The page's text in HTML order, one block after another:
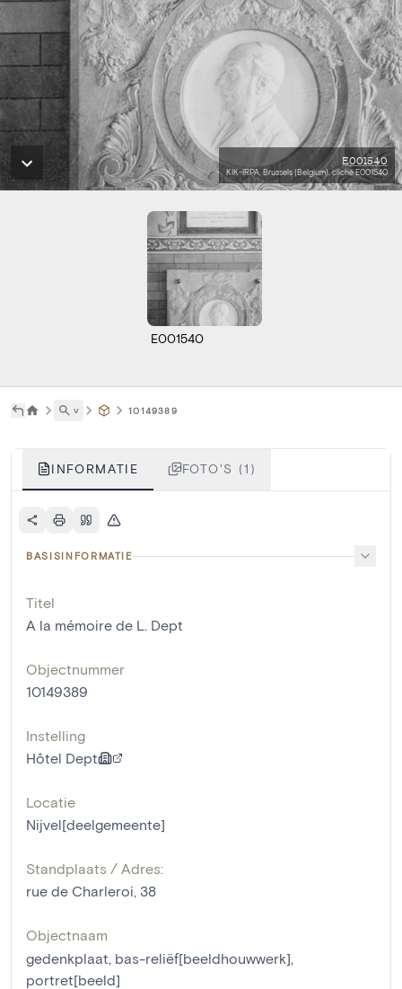
E001540
KIK-IRPA, Brussels (Belgium), cliché E001540
E001540
˅ 10149389
INFORMATIE FOTO'S (1)
BASISINFORMATIE
Titel
A la mémoire de L. Dept
Objectnummer
10149389
Instelling
Hôtel Dept
Locatie
Nijvel[deelgemeente]
Standplaats / Adres:
rue de Charleroi, 38
Objectnaam
gedenkplaat, bas-reliëf[beeldhouwwerk],
portret[beeld]